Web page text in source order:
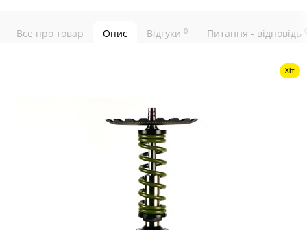
Все про товар Опис Відгуки 0 Питання - відповідь
Хіт